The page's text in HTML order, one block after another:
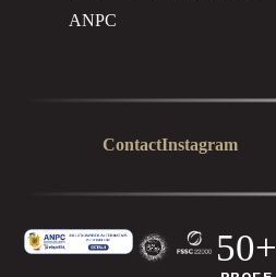
ANPC
ContactInstagram
50+